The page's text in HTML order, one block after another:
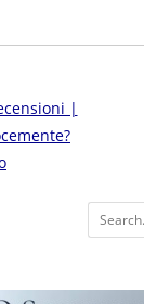
|
Search